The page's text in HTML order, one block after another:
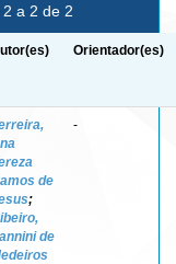
a 2 de 2
Orientador(es)
de
;
de
-